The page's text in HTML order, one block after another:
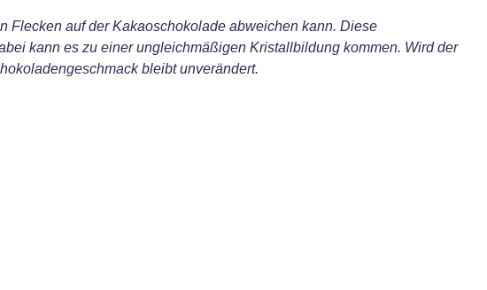
Flecken auf der Kakaoschokolade abweichen kann. Diese
kann es zu einer ungleichmäßigen Kristallbildung kommen. Wird der
bleibt unverändert.